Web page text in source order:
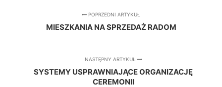
POPRZEDNI ARTYKUŁ
MIESZKANIA NA SPRZEDAŻ RADOM
NASTĘPNY ARTYKUŁ
SYSTEMY USPRAWNIAJĄCE ORGANIZACJĘ
CEREMONII